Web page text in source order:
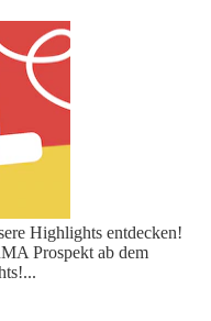
Highlights entdecken!
Prospekt ab dem
...